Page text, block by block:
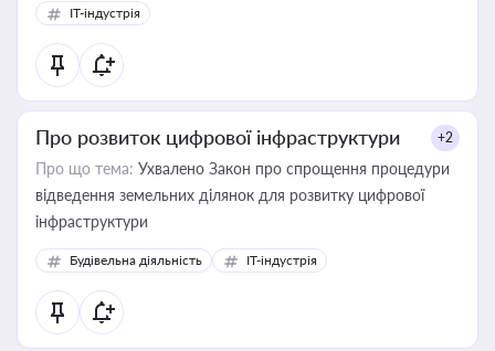
IT-індустрія
Про розвиток цифрової інфраструктури +2
Про що тема: Ухвалено Закон про спрощення процедури
відведення земельних ділянок для розвитку цифрової
інфраструктури
Будівельна діяльність IT-індустрія